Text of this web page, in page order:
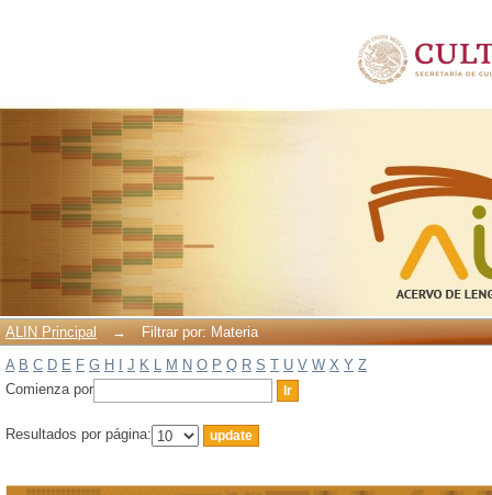
ALIN Principal →
Filtrar por: Materia
A B C D E F G H J K L M N O P Q R S T U V W X Y Z
Comienza por
Resultados por página: